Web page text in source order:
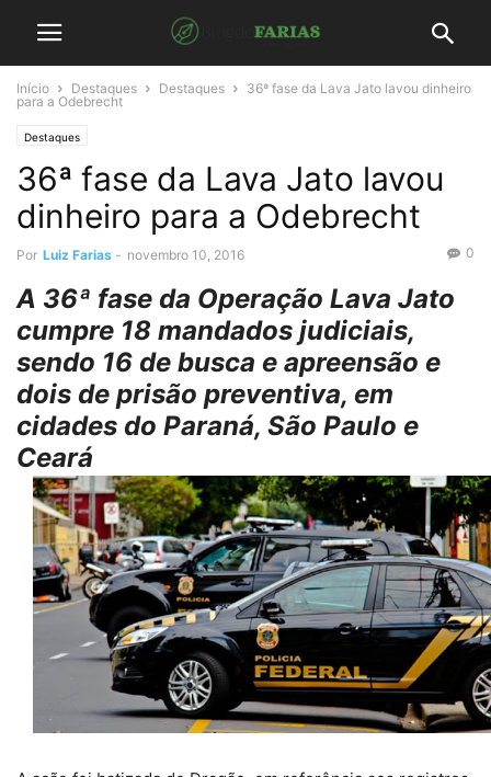
Início Destaques Destaques
36ª fase da Lava Jato lavou dinheiro
para a Odebrecht
Destaques
36ª fase da Lava Jato lavou
dinheiro para a Odebrecht
Por Luiz Farias - novembro 10, 2016 0
A 36ª fase da Operação Lava Jato
cumpre 18 mandados judiciais,
sendo 16 de busca e apreensão e
dois de prisão preventiva, em
cidades do Paraná, São Paulo e
Ceará